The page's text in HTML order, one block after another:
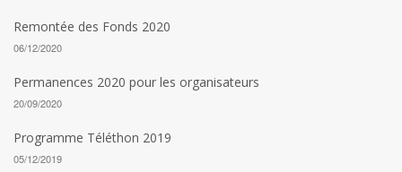
Remontée des Fonds 2020
06/12/2020
Permanences 2020 pour les organisateurs
20/09/2020
Programme Téléthon 2019
05/12/2019